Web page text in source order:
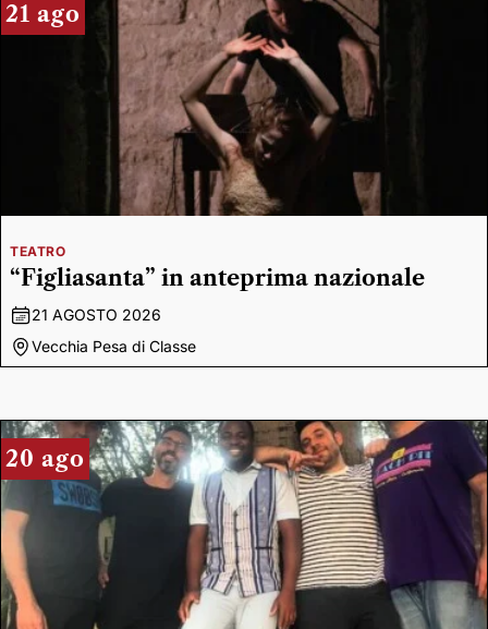
21 ago
TEATRO
“Figliasanta” in anteprima nazionale
21 AGOSTO 2026
Vecchia Pesa di Classe
20 ago